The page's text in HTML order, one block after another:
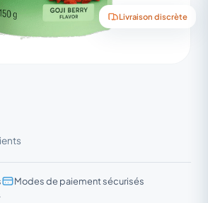
Livraison discrète
Modes de paiement sécurisés